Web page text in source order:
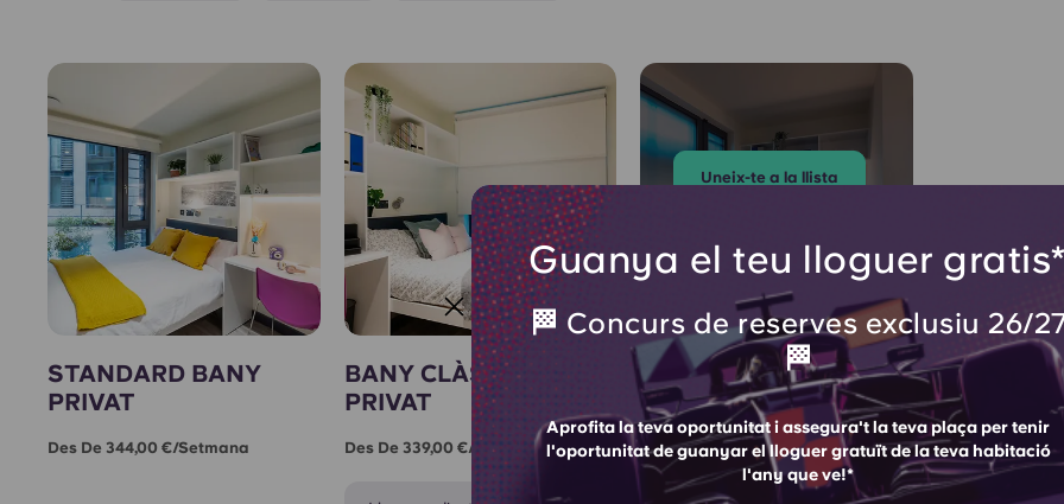
Guanya el teu lloguer
🏁 Concurs de reserves exclusiu 26/
🏁
Aprofita la teva oportunitat i assegura't la teva plaça per tenir
l'oportunitat de guanyar el lloguer gratuït de la teva habitació
l'any que ve!*
STANDARD BANY
PRIVAT
Des De 344,00 €/setmana
BANY CLÀSSIC
PRIVAT
Des De 339,00 €/setmana
Uneix-te a la llista
PREMIUM BANY
PRIVAT
Esgotada